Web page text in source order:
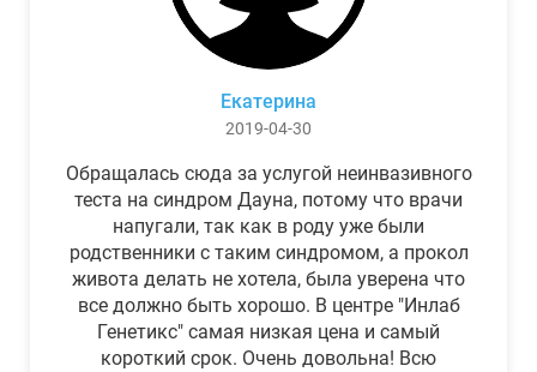
Екатерина
2019-04-30
Обращалась сюда за услугой неинвазивного
теста на синдром Дауна, потому что врачи
напугали, так как в роду уже были
родственники с таким синдромом, а прокол
живота делать не хотела, была уверена что
все должно быть хорошо. В центре "Инлаб
Генетикс" самая низкая цена и самый
короткий срок. Очень довольна! Всю